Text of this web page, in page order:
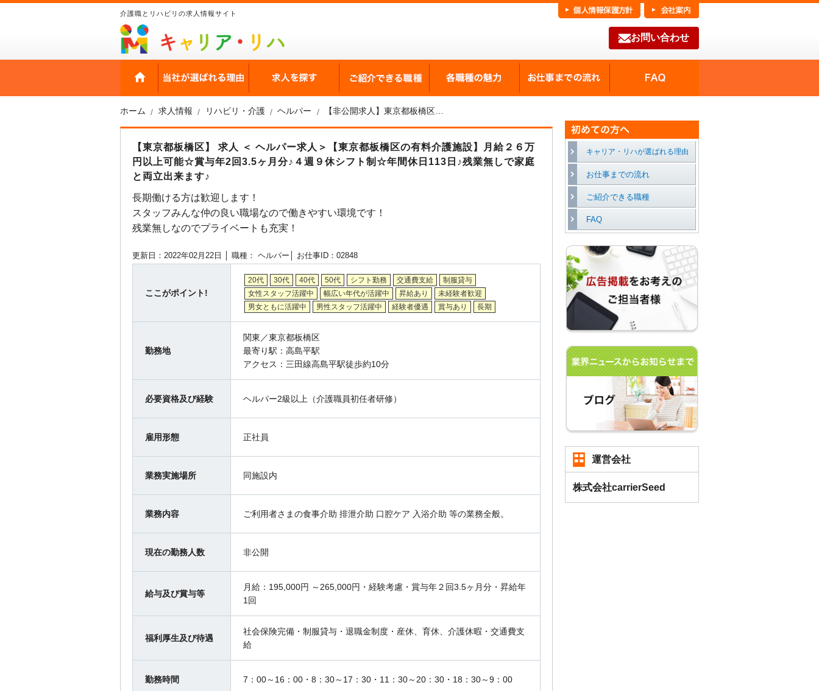
介護職とリハビリの求人情報サイト
お問い合わせ
当社が選ばれる理由 求人を探す ご紹介できる職種 各職種の魅力 お仕事までの流れ
ホーム 求人情報 リハビリ・介護 ヘルパー
【東京都板橋区】 求人 ＜ ヘルパー求人＞【東京都板橋区の有料介護施設】月給２６万
円以上可能☆賞与年2回3.5ヶ月分♪４週９休シフト制☆年間休日113日♪残業無しで家庭
と両立出来ます♪
長期働ける方は歓迎します！
スタッフみんな仲の良い職場なので働きやすい環境です！
残業無しなのでプライベートも充実！
更新日：2022年02月22日 │ 職種： ヘルパー│ お仕事ID：02848
ここがポイント!
20代 30代 40代 50代 シフト勤務 交通費支給
制服貸与
女性スタッフ活躍中
幅広い年代が活躍中 昇給あり
未経験者歓迎
男女ともに活躍中
男性スタッフ活躍中 経験者優遇 賞与あり 長期
勤務地
関東／東京都板橋区
最寄り駅：高島平駅
アクセス：三田線高島平駅徒歩約10分
必要資格及び経験 ヘルパー2級以上（介護職員初任者研修）
雇用形態 正社員
業務実施場所 同施設内
業務内容 ご利用者さまの食事介助 排泄介助 口腔ケア 入浴介助 等の業務全般。
現在の勤務人数 非公開
給与及び賞与等
月給：195,000円 ～265,000円・経験考慮・賞与年２回3.5ヶ月分・昇給年
1回
福利厚生及び待遇
社会保険完備・制服貸与・退職金制度・産休、育休、介護休暇・交通費支
給
勤務時間 7：00～16：00・8：30～17：30・11：30～20：30・18：30～9：00
キャリア・リハが選ばれる理由
お仕事までの流れ
ご紹介できる職種
FAQ
運営会社
株式会社carrierSeed